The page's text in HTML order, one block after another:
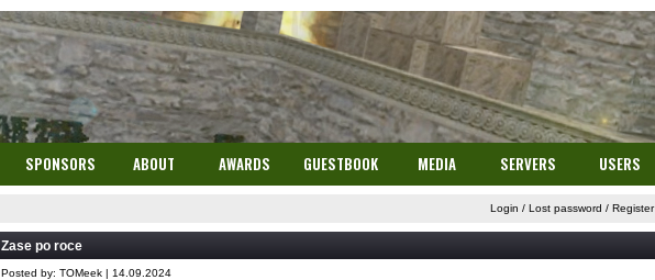
SPONSORS ABOUT AWARDS GUESTBOOK MEDIA SERVERS USERS
Login / Lost password / Register
Zase po roce
Posted by: TOMeek | 14.09.2024